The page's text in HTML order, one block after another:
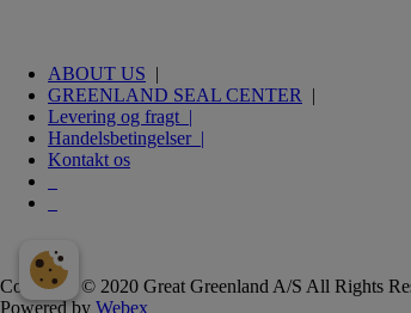
ABOUT US |
GREENLAND SEAL CENTER
|
Levering og fragt |
Handelsbetingelser |
Kontakt os
Copyright © 2020 Great Greenland A/S All Rights
Powered by Webex